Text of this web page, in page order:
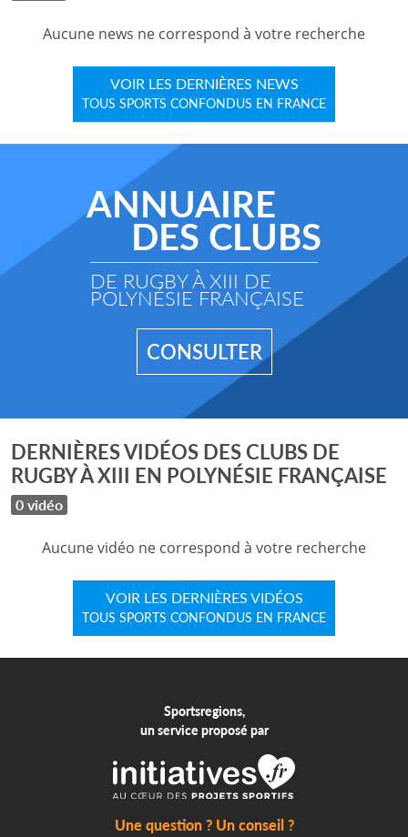
Aucune news ne correspond à votre recherche
VOIR LES DERNIÈRES NEWS
TOUS SPORTS CONFONDUS EN FRANCE
ANNUAIRE
DES CLUBS
DE RUGBY À XIII DE
POLYNÉSIE FRANÇAISE
CONSULTER
DERNIÈRES VIDÉOS DES CLUBS DE
RUGBY À XIII EN POLYNÉSIE FRANÇAISE
0 vidéo
Aucune vidéo ne correspond à votre recherche
VOIR LES DERNIÈRES VIDÉOS
TOUS SPORTS CONFONDUS EN FRANCE
Sportsregions,
un service proposé par
Une question ? Un conseil ?